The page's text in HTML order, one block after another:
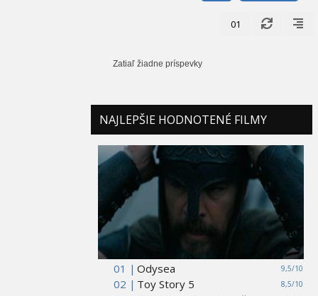
01
Zatiaľ žiadne príspevky
NAJLEPŠIE HODNOTENÉ FILMY
01 | 9,5/10
Odysea
02 |
8,5/10
Toy Story 5